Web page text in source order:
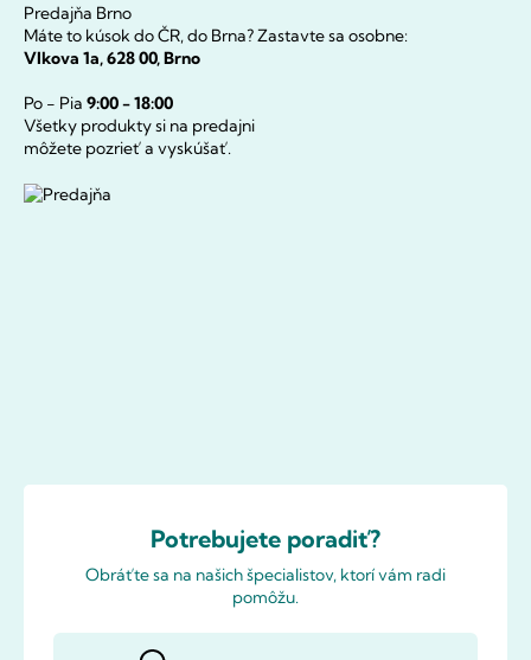
Predajňa Brno
Máte to kúsok do ČR, do Brna? Zastavte sa osobne:
Vlkova 1a, 628 00, Brno
Po - Pia 9:00 - 18:00
Všetky produkty si na predajni
môžete pozrieť a vyskúšať.
Potrebujete poradiť?
Obráťte sa na našich špecialistov, ktorí vám radi
pomôžu.